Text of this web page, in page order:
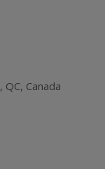
, QC, Canada